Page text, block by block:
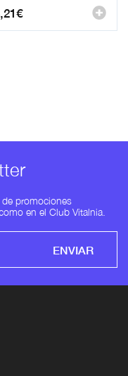
€
promociones
en el Club Vitalnia.
ENVIAR